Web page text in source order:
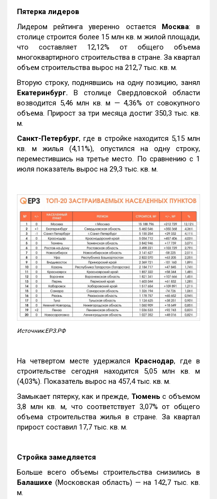
Пятерка лидеров
Лидером рейтинга уверенно остается Москва: в
столице строится более 15 млн кв. м жилой площади,
что составляет 12,12% от общего объема
многоквартирного строительства в стране. За квартал
объем строительства вырос на 212,7 тыс. кв. м.
Вторую строку, поднявшись на одну позицию, занял
Екатеринбург. В столице Свердловской области
возводится 5,46 млн кв. м — 4,36% от совокупного
объема. Прирост за три месяца достиг 350,3 тыс. кв.
м.
Санкт-Петербург, где в стройке находится 5,15 млн
кв. м жилья (4,11%), опустился на одну строку,
переместившись на третье место. По сравнению с 1
июля показатель вырос на 29,3 тыс. кв. м.
Источник:ЕРЗ.РФ
На четвертом месте удержался Краснодар, где в
строительстве сегодня находится 5,05 млн кв. м
(4,03%). Показатель вырос на 457,4 тыс. кв. м.
Замыкает пятерку, как и прежде, Тюмень с объемом
3,8 млн кв. м, что соответствует 3,07% от общего
объема строительства жилья в стране. За квартал
прирост составил 17,7 тыс. кв. м.
Стройка замедляется
Больше всего объемы строительства снизились в
Балашихе (Московская область) — на 142,7 тыс. кв.
м.